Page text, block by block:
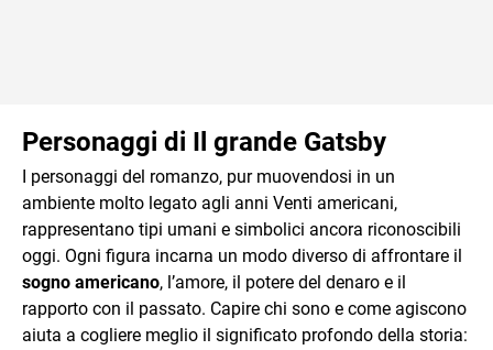
Personaggi di Il grande Gatsby
I personaggi del romanzo, pur muovendosi in un
ambiente molto legato agli anni Venti americani,
rappresentano tipi umani e simbolici ancora riconoscibili
oggi. Ogni figura incarna un modo diverso di affrontare il
sogno americano, l’amore, il potere del denaro e il
rapporto con il passato. Capire chi sono e come agiscono
aiuta a cogliere meglio il significato profondo della storia: